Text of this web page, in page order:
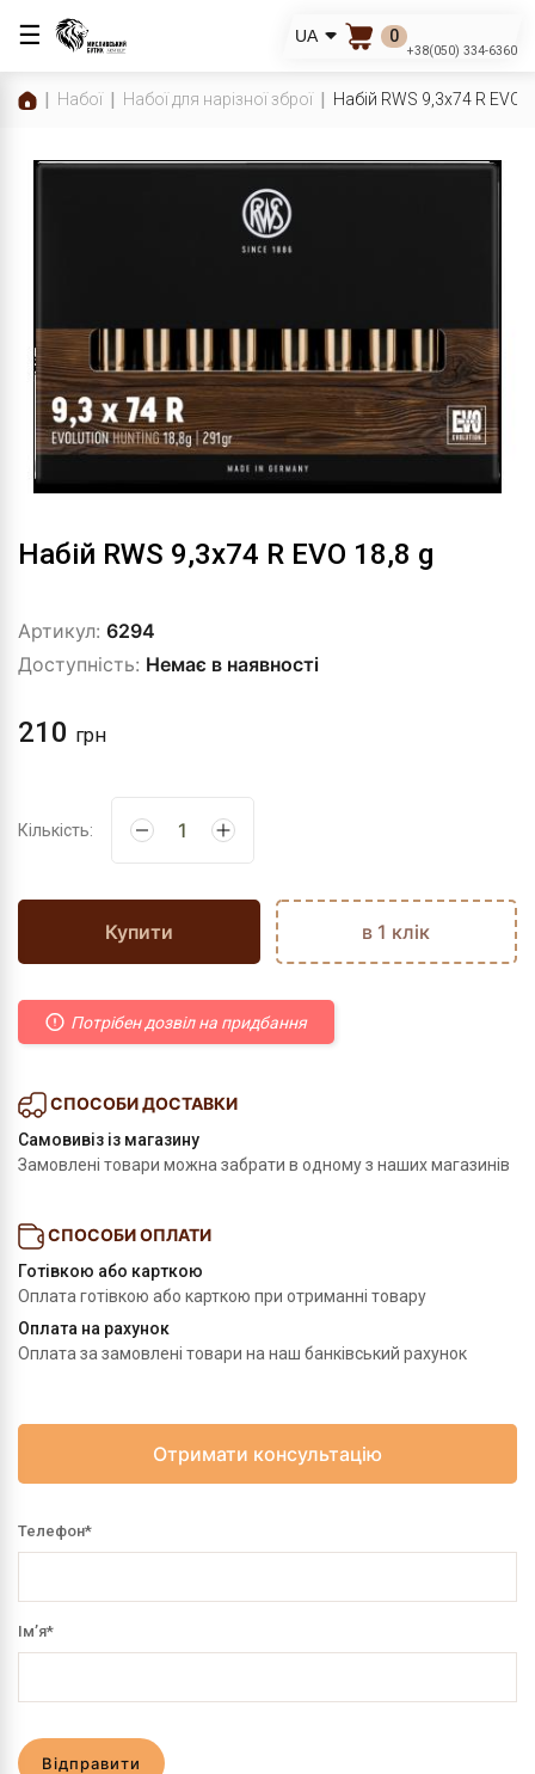
☰ UA 0
+38(050) 334-6360
Набої Набої для нарізної зброї Набій RWS 9,3x74 R EVO
Набій RWS 9,3x74 R EVO 18,8 g
Артикул: 6294
Доступність: Немає в наявності
210 грн
Кількість:
Купити в 1 клік
Потрібен дозвіл на придбання
СПОСОБИ ДОСТАВКИ
Самовивіз із магазину
Замовлені товари можна забрати в одному з наших магазинів
СПОСОБИ ОПЛАТИ
Готівкою або карткою
Оплата готівкою або карткою при отриманні товару
Оплата на рахунок
Оплата за замовлені товари на наш банківський рахунок
Отримати консультацію
Телефон*
Ім’я*
Відправити